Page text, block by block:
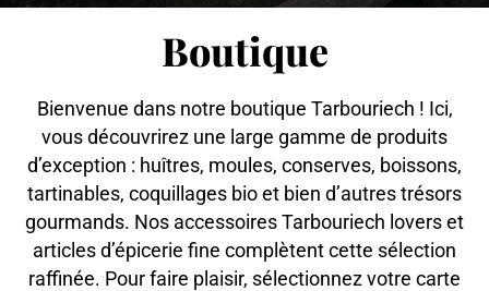
Boutique
Bienvenue dans notre boutique Tarbouriech ! Ici,
vous découvrirez une large gamme de produits
d’exception : huîtres, moules, conserves, boissons,
tartinables, coquillages bio et bien d’autres trésors
gourmands. Nos accessoires Tarbouriech lovers et
articles d’épicerie fine complètent cette sélection
raffinée. Pour faire plaisir, sélectionnez votre carte